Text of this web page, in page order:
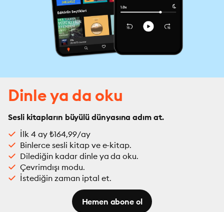
Dinle ya da oku
Sesli kitapların büyülü dünyasına adım at.
İlk 4 ay ₺164,99/ay
Binlerce sesli kitap ve e-kitap.
Dilediğin kadar dinle ya da oku.
Çevrimdışı modu.
İstediğin zaman iptal et.
Hemen abone ol